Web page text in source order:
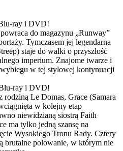
ray i DVD!
do magazynu „Runway”
Tymczasem jej legendarna
staje do walki o przyszłość
imperium. Znajome twarze i
w tej stylowej kontynuacji
ray i DVD!
Le Domas, Grace (Samara
w kolejny etap
niewidzianą siostrą Faith
ma tylko jedną szansę na
Wysokiego Tronu Rady. Cztery
brutalne polowanie, w którym nie